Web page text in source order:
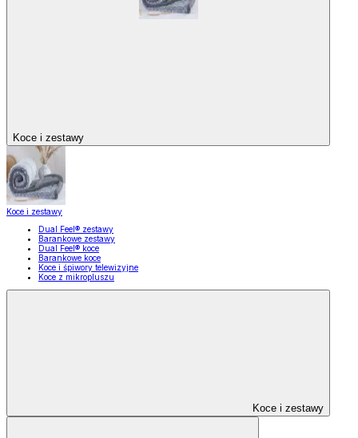
Koce i zestawy
Koce i zestawy
Dual Feel® zestawy
Barankowe zestawy
Dual Feel® koce
Barankowe koce
Koce i śpiwory telewizyjne
Koce z mikropluszu
Koce i zestawy